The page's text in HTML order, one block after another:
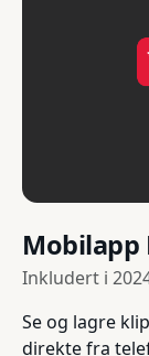
Mobilapp
Inkludert i
Se og lagre
direkte fra